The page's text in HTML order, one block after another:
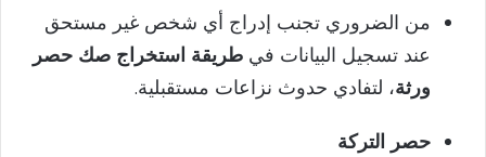
من الضروري تجنب إدراج أي شخص غير مستحق
عند تسجيل البيانات في طريقة استخراج صك حصر
ورثة، لتفادي حدوث نزاعات مستقبلية.
حصر التركة